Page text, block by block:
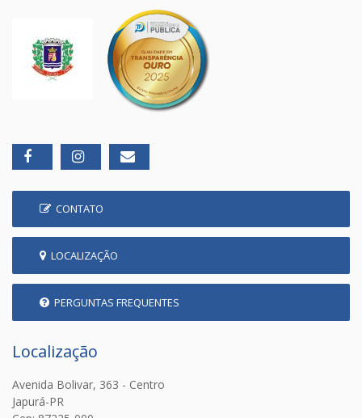
CONTATO
LOCALIZAÇÃO
PERGUNTAS FREQUENTES
Localização
Avenida Bolivar, 363 - Centro
Japurá-PR